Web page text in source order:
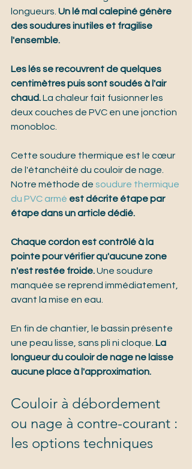
longueurs. Un lé mal calepiné génère
des soudures inutiles et fragilise
l'ensemble.
Les lés se recouvrent de quelques
centimètres puis sont soudés à l'air
chaud. La chaleur fait fusionner les
deux couches de PVC en une jonction
monobloc.
Cette soudure thermique est le cœur
de l'étanchéité du couloir de nage.
Notre méthode de soudure thermique
du PVC armé est décrite étape par
étape dans un article dédié.
Chaque cordon est contrôlé à la
pointe pour vérifier qu'aucune zone
n'est restée froide. Une soudure
manquée se reprend immédiatement,
avant la mise en eau.
En fin de chantier, le bassin présente
une peau lisse, sans pli ni cloque. La
longueur du couloir de nage ne laisse
aucune place à l'approximation.
Couloir à débordement
ou nage à contre-courant :
les options techniques